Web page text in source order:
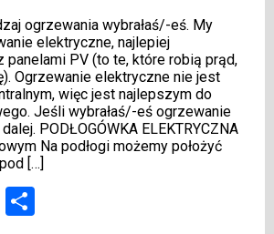
ogrzewania wybrałaś/-eś. My
elektryczne, najlepiej
panelami PV (to te, które robią prąd,
Ogrzewanie elektryczne nie jest
więc jest najlepszym do
Jeśli wybrałaś/-eś ogrzewanie
PODŁOGÓWKA ELEKTRYCZNA
Na podłogi możemy położyć
[…]
Email